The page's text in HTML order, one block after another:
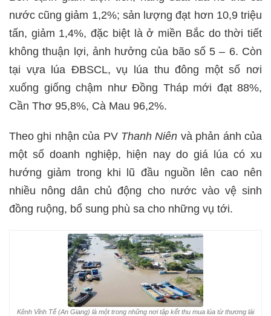
nước cũng giảm 1,2%; sản lượng đạt hơn 10,9 triệu
tấn, giảm 1,4%, đặc biệt là ở miền Bắc do thời tiết
không thuận lợi, ảnh hưởng của bão số 5 – 6. Còn
tại vựa lúa ĐBSCL, vụ lúa thu đông một số nơi
xuống giống chậm như Đồng Tháp mới đạt 88%,
Cần Thơ 95,8%, Cà Mau 96,2%.
Theo ghi nhận của PVThanh Niên và phản ánh của
một số doanh nghiệp, hiện nay do giá lúa có xu
hướng giảm trong khi lũ đầu nguồn lên cao nên
nhiều nông dân chủ động cho nước vào vệ sinh
đồng ruộng, bổ sung phù sa cho những vụ tới.
Kênh Vĩnh Tế (An Giang) là một trong những nơi tập kết thu mua lúa từ thương lái